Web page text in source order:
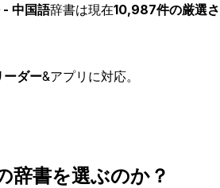
- 中国語辞書は現在10,987件の厳選
ーダー&アプリに対応。
辞書を選ぶのか？